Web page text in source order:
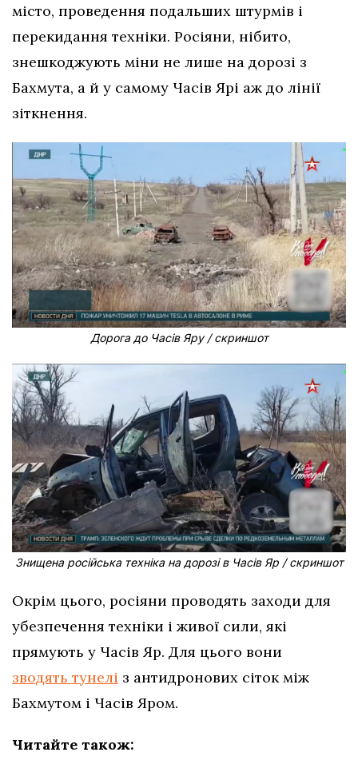
місто, проведення подальших штурмів і
перекидання техніки. Росіяни, нібито,
знешкоджують міни не лише на дорозі з
Бахмута, а й у самому Часів Ярі аж до лінії
зіткнення.
Дорога до Часів Яру / скриншот
Знищена російська техніка на дорозі в Часів Яр / скриншот
Окрім цього, росіяни проводять заходи для
убезпечення техніки і живої сили, які
прямують у Часів Яр. Для цього вони
зводять тунелі з антидронових сіток між
Бахмутом і Часів Яром.
Читайте також: